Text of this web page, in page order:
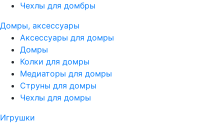
Чехлы для домбры
Домры, аксессуары
Аксессуары для домры
Домры
Колки для домры
Медиаторы для домры
Струны для домры
Чехлы для домры
Игрушки